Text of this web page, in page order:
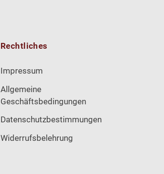
Rechtliches
Impressum
Allgemeine
Geschäftsbedingungen
Datenschutzbestimmungen
Widerrufsbelehrung